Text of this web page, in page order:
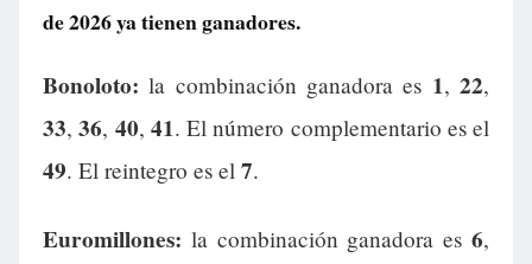
de 2026 ya tienen ganadores.
Bonoloto: la combinación ganadora es 1,22,
33,36, 40, 41. El número complementario es el
49. El reintegro es el 7.
Euromillones: la combinación ganadora es 6,